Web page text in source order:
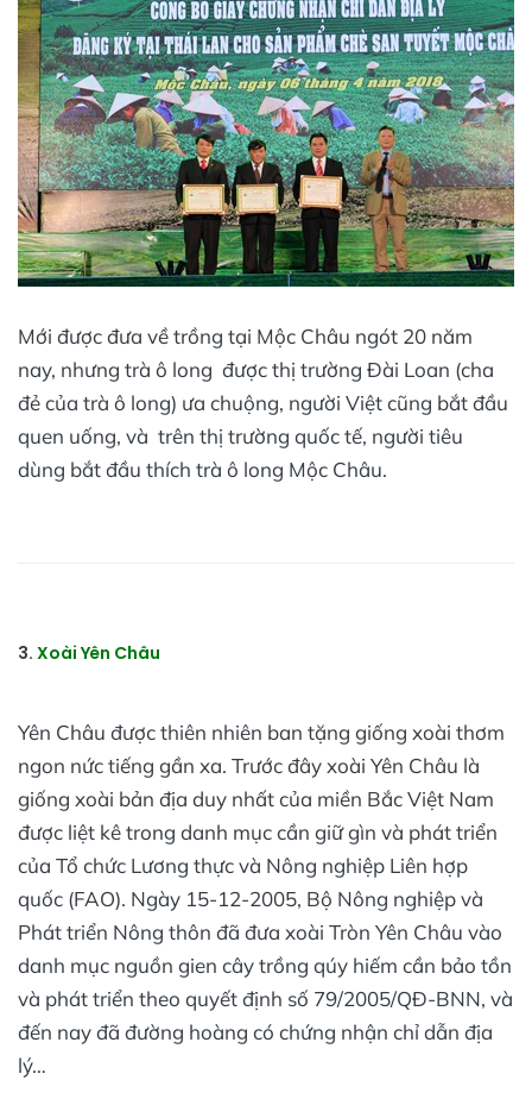
Mới được đưa về trồng tại Mộc Châu ngót 20 năm
nay, nhưng trà ô long được thị trường Đài Loan (cha
đẻ của trà ô long) ưa chuộng, người Việt cũng bắt đầu
quen uống, và trên thị trường quốc tế, người tiêu
dùng bắt đầu thích trà ô long Mộc Châu.
3. Xoài Yên Châu
Yên Châu được thiên nhiên ban tặng giống xoài thơm
ngon nức tiếng gần xa. Trước đây xoài Yên Châu là
giống xoài bản địa duy nhất của miền Bắc Việt Nam
được liệt kê trong danh mục cần giữ gìn và phát triển
của Tổ chức Lương thực và Nông nghiệp Liên hợp
quốc (FAO). Ngày 15-12-2005, Bộ Nông nghiệp và
Phát triển Nông thôn đã đưa xoài Tròn Yên Châu vào
danh mục nguồn gien cây trồng qúy hiếm cần bảo tồn
và phát triển theo quyết định số 79/2005/QĐ-BNN, và
đến nay đã đường hoàng có chứng nhận chỉ dẫn địa
lý…